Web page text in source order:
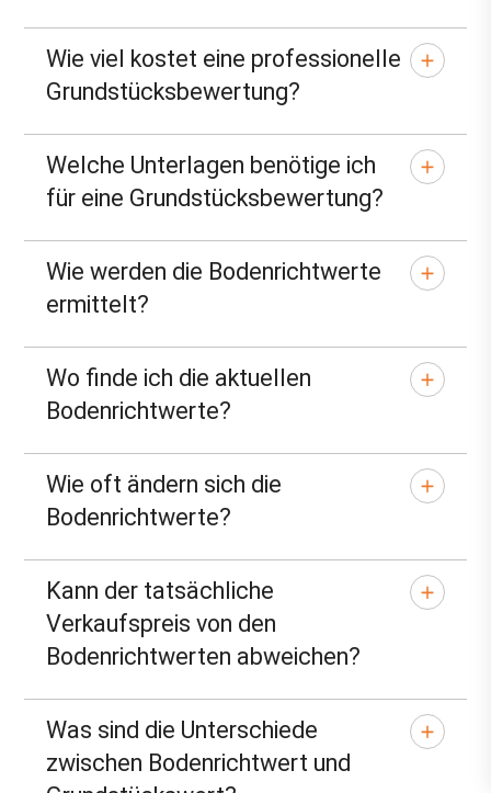
Wie viel kostet eine professionelle
Grundstücksbewertung?
Welche Unterlagen benötige ich
für eine Grundstücksbewertung?
Wie werden die Bodenrichtwerte
ermittelt?
Wo finde ich die aktuellen
Bodenrichtwerte?
Wie oft ändern sich die
Bodenrichtwerte?
Kann der tatsächliche
Verkaufspreis von den
Bodenrichtwerten abweichen?
Was sind die Unterschiede
zwischen Bodenrichtwert und